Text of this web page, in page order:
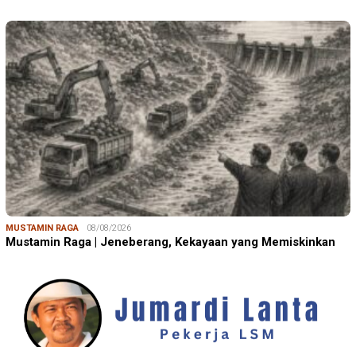
MUSTAMIN RAGA 08/08/2026
Mustamin Raga | Jeneberang, Kekayaan yang Memiskinkan